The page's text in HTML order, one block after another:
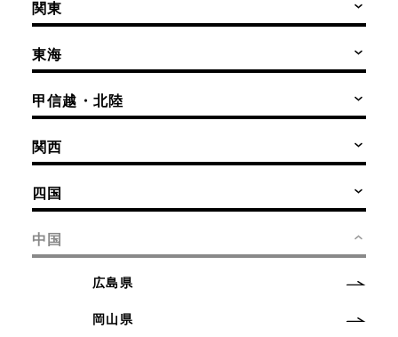
関東
東海
甲信越・北陸
関西
四国
中国
広島県
岡山県